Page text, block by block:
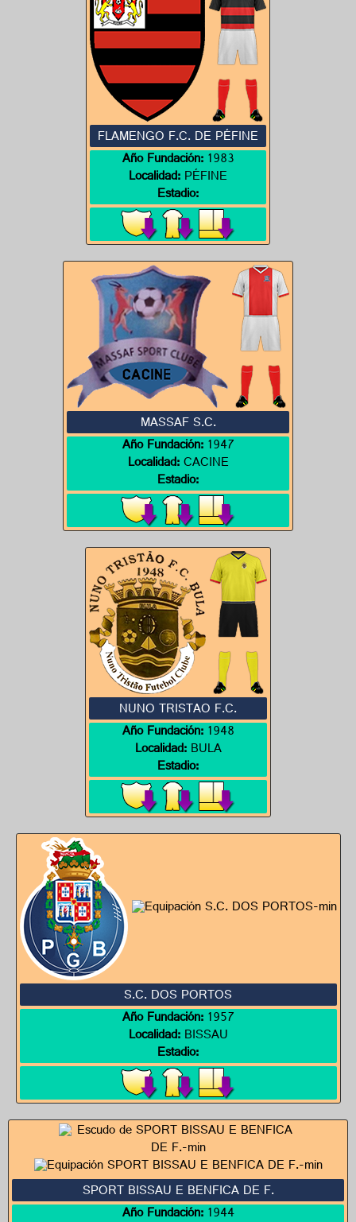
FLAMENGO F.C. DE PÉFINE
Año Fundación:1983
Localidad:PÉFINE
Estadio:
MASSAF S.C.
Año Fundación:1947
Localidad:CACINE
Estadio:
NUNO TRISTAO F.C.
Año Fundación:1948
Localidad:BULA
Estadio:
S.C. DOS PORTOS
Año Fundación:1957
Localidad:BISSAU
Estadio:
SPORT BISSAU E BENFICA DE F.
Año Fundación:1944